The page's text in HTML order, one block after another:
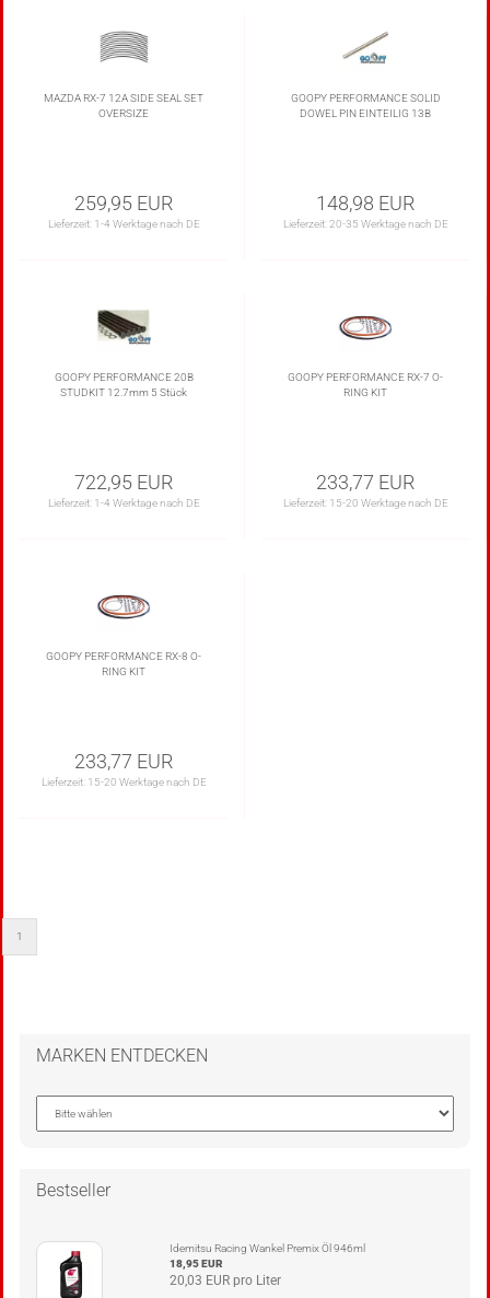
MAZDA RX-7 12A SIDE SEAL SET
OVERSIZE
259,95 EUR
Lieferzeit: 1-4 Werktage nach DE
GOOPY PERFORMANCE SOLID
DOWEL PIN EINTEILIG 13B
148,98 EUR
Lieferzeit:20-35 Werktage nach DE
GOOPY PERFORMANCE 20B
STUDKIT 12.7mm 5 Stück
722,95 EUR
Lieferzeit: 1-4 Werktage nach DE
GOOPY PERFORMANCE RX-7 O-
RING KIT
233,77 EUR
Lieferzeit: 15-20 Werktage nach DE
GOOPY PERFORMANCE RX-8 O-
RING KIT
233,77 EUR
Lieferzeit: 15-20 Werktage nach DE
1
MARKEN ENTDECKEN
Bestseller
Idemitsu Racing Wankel Premix Öl 946ml
18,95 EUR
20,03 EUR pro Liter